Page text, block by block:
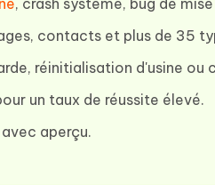
contacts et plus de 35
réinitialisation d'usine ou
un taux de réussite élevé.
aperçu.